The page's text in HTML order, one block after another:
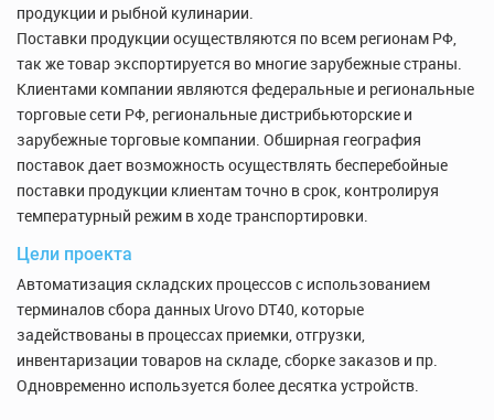
продукции и рыбной кулинарии.
Поставки продукции осуществляются по всем регионам РФ,
так же товар экспортируется во многие зарубежные страны.
Клиентами компании являются федеральные и региональные
торговые сети РФ, региональные дистрибьюторские и
зарубежные торговые компании. Обширная география
поставок дает возможность осуществлять бесперебойные
поставки продукции клиентам точно в срок, контролируя
температурный режим в ходе транспортировки.
Цели проекта
Автоматизация складских процессов с использованием
терминалов сбора данных Urovo DT40, которые
задействованы в процессах приемки, отгрузки,
инвентаризации товаров на складе, сборке заказов и пр.
Одновременно используется более десятка устройств.